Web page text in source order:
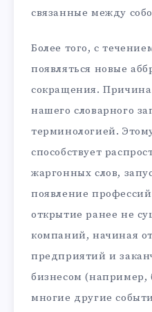
связанные между
Более того, с
появляться новые
сокращения.
нашего словарного
терминологией.
способствует
жаргонных слов,
появление
открытие ранее не
компаний, начиная
предприятий и
бизнесом (например,
многие другие